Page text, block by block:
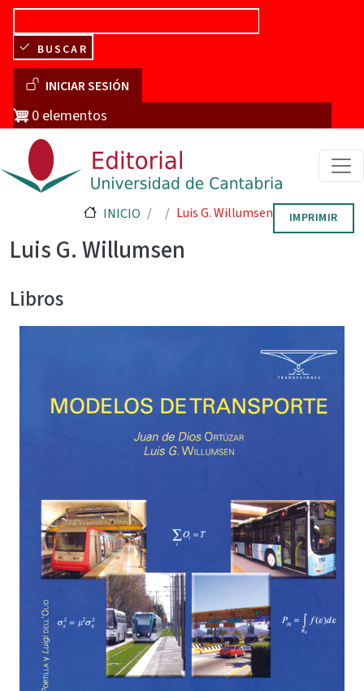
Pasar al contenido principal
BUSCAR
Menú de cuenta de usuario
INICIAR SESIÓN
0 elementos
INICIO Luis G. Willumsen
Luis G. Willumsen
IMPRIMIR
Libros